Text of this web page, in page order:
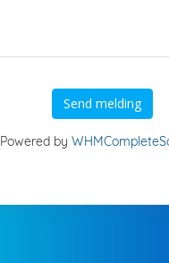
Send melding
Powered by